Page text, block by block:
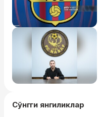
Сўнгги янгиликлар